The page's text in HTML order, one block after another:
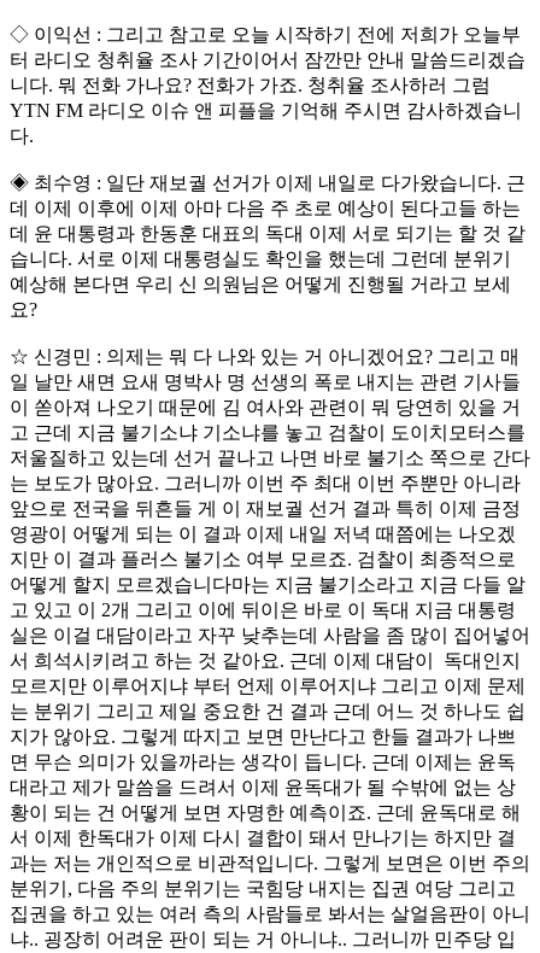
◇ 이익선 : 그리고 참고로 오늘 시작하기 전에 저희가 오늘부
터 라디오 청취율 조사 기간이어서 잠깐만 안내 말씀드리겠습
니다. 뭐 전화 가나요? 전화가 가죠. 청취율 조사하러 그럼
YTN FM 라디오 이슈 앤 피플을 기억해 주시면 감사하겠습니
다.
◈ 최수영 : 일단 재보궐 선거가 이제 내일로 다가왔습니다. 근
데 이제 이후에 이제 아마 다음 주 초로 예상이 된다고들 하는
데 윤 대통령과 한동훈 대표의 독대 이제 서로 되기는 할 것 같
습니다. 서로 이제 대통령실도 확인을 했는데 그런데 분위기
예상해 본다면 우리 신 의원님은 어떻게 진행될 거라고 보세
요?
☆ 신경민 : 의제는 뭐 다 나와 있는 거 아니겠어요? 그리고 매
일 날만 새면 요새 명박사 명 선생의 폭로 내지는 관련 기사들
이 쏟아져 나오기 때문에 김 여사와 관련이 뭐 당연히 있을 거
고 근데 지금 불기소냐 기소냐를 놓고 검찰이 도이치모터스를
저울질하고 있는데 선거 끝나고 나면 바로 불기소 쪽으로 간다
는 보도가 많아요. 그러니까 이번 주 최대 이번 주뿐만 아니라
앞으로 전국을 뒤흔들 게 이 재보궐 선거 결과 특히 이제 금정
영광이 어떻게 되는 이 결과 이제 내일 저녁 때쯤에는 나오겠
지만 이 결과 플러스 불기소 여부 모르죠. 검찰이 최종적으로
어떻게 할지 모르겠습니다마는 지금 불기소라고 지금 다들 알
고 있고 이 2개 그리고 이에 뒤이은 바로 이 독대 지금 대통령
실은 이걸 대담이라고 자꾸 낮추는데 사람을 좀 많이 집어넣어
서 희석시키려고 하는 것 같아요. 근데 이제 대담이 독대인지
모르지만 이루어지냐 부터 언제 이루어지냐 그리고 이제 문제
는 분위기 그리고 제일 중요한 건 결과 근데 어느 것 하나도 쉽
지가 않아요. 그렇게 따지고 보면 만난다고 한들 결과가 나쁘
면 무슨 의미가 있을까라는 생각이 듭니다. 근데 이제는 윤독
대라고 제가 말씀을 드려서 이제 윤독대가 될 수밖에 없는 상
황이 되는 건 어떻게 보면 자명한 예측이죠. 근데 윤독대로 해
서 이제 한독대가 이제 다시 결합이 돼서 만나기는 하지만 결
과는 저는 개인적으로 비관적입니다. 그렇게 보면은 이번 주의
분위기, 다음 주의 분위기는 국힘당 내지는 집권 여당 그리고
집권을 하고 있는 여러 측의 사람들로 봐서는 살얼음판이 아니
냐.. 굉장히 어려운 판이 되는 거 아니냐.. 그러니까 민주당 입